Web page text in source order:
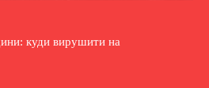
куди вирушити на